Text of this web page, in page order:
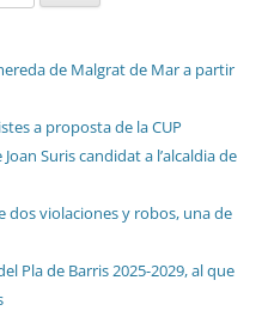
de Malgrat de Mar a partir
a proposta de la CUP
Suris candidat a l’alcaldia de
dos violaciones y robos, una de
Pla de Barris 2025-2029, al que